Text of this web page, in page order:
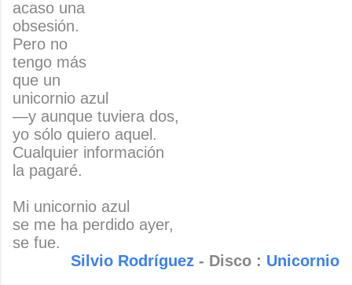
acaso una
obsesión.
Pero no
tengo más
que un
unicornio azul
―y aunque tuviera dos,
yo sólo quiero aquel.
Cualquier información
la pagaré.
Mi unicornio azul
se me ha perdido ayer,
se fue.
Silvio Rodríguez - Disco : Unicornio